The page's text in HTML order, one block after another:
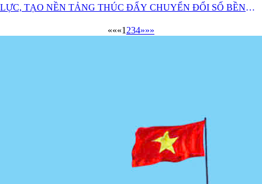
LỰC, TẠO NỀN TẢNG THÚC ĐẨY CHUYỂN ĐỔI SỐ BỀN
«««1 234»»»